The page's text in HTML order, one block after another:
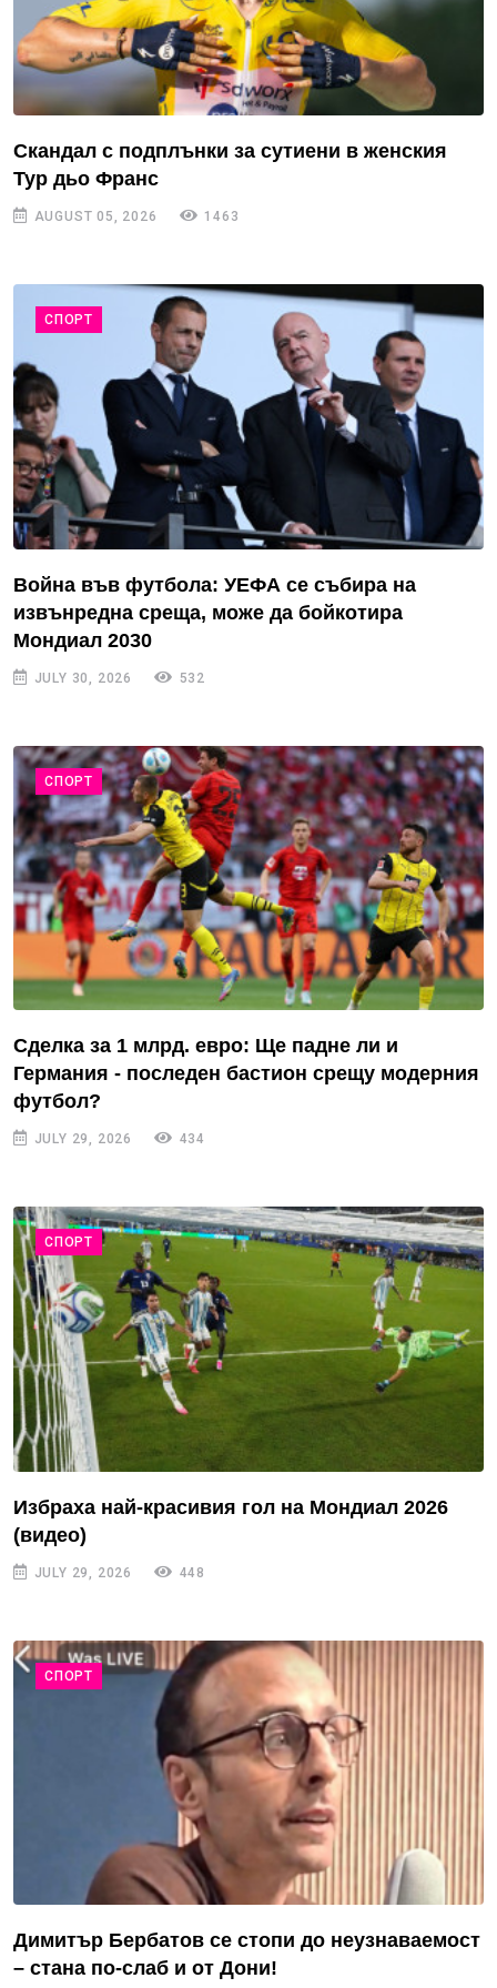
Скандал с подплънки за сутиени в женския
Тур дьо Франс
AUGUST 05, 2026 1463
СПОРТ
Война във футбола: УЕФА се събира на
извънредна среща, може да бойкотира
Мондиал 2030
JULY 30, 2026 532
СПОРТ
Сделка за 1 млрд. евро: Ще падне ли и
Германия - последен бастион срещу модерния
футбол?
JULY 29, 2026 434
СПОРТ
Избраха най-красивия гол на Мондиал 2026
(видео)
JULY 29, 2026 448
СПОРТ
Димитър Бербатов се стопи до неузнаваемост
– стана по-слаб и от Дони!